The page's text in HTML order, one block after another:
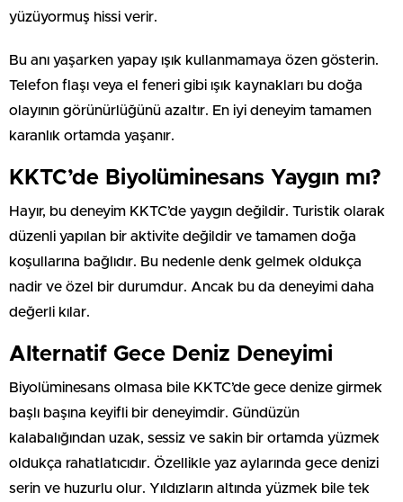
yüzüyormuş hissi verir.
Bu anı yaşarken yapay ışık kullanmamaya özen gösterin.
Telefon flaşı veya el feneri gibi ışık kaynakları bu doğa
olayının görünürlüğünü azaltır. En iyi deneyim tamamen
karanlık ortamda yaşanır.
KKTC’de Biyolüminesans Yaygın mı?
Hayır, bu deneyim KKTC’de yaygın değildir. Turistik olarak
düzenli yapılan bir aktivite değildir ve tamamen doğa
koşullarına bağlıdır. Bu nedenle denk gelmek oldukça
nadir ve özel bir durumdur. Ancak bu da deneyimi daha
değerli kılar.
Alternatif Gece Deniz Deneyimi
Biyolüminesans olmasa bile KKTC’de gece denize girmek
başlı başına keyifli bir deneyimdir. Gündüzün
kalabalığından uzak, sessiz ve sakin bir ortamda yüzmek
oldukça rahatlatıcıdır. Özellikle yaz aylarında gece denizi
serin ve huzurlu olur. Yıldızların altında yüzmek bile tek